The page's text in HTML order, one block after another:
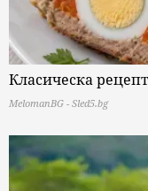
Класическа
MelomanBG - Sled5.bg